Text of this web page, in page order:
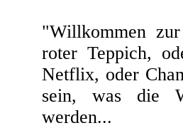
"Willkommen
roter Teppich,
Netflix, oder
sein, was die
werden...